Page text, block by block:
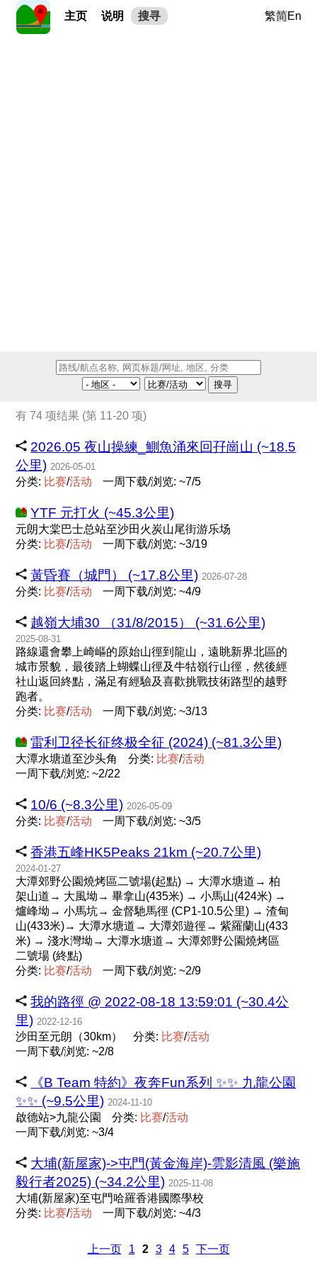
主页 说明 搜寻 繁简En
搜寻
有 74 项结果 (第 11-20 项)
2026.05 夜山操練_鰂魚涌來回孖崗山 (~18.5
公里) 2026-05-01
分类: 比赛/活动 一周下载/浏览: ~7/5
YTF 元打火 (~45.3公里)
元朗大棠巴士总站至沙田火炭山尾街游乐场
分类: 比赛/活动 一周下载/浏览: ~3/19
黃昏賽（城門） (~17.8公里) 2026-07-28
分类: 比赛/活动 一周下载/浏览: ~4/9
越嶺大埔30 （31/8/2015） (~31.6公里)
2025-08-31
路線還會攀上崎嶇的原始山徑到龍山，遠眺新界北區的
城市景貌，最後踏上蝴蝶山徑及牛牯嶺行山徑，然後經
社山返回終點，滿足有經驗及喜歡挑戰技術路型的越野
跑者。
分类: 比赛/活动 一周下载/浏览: ~3/13
雷利卫径长征终极全征 (2024) (~81.3公里)
大潭水塘道至沙头角 分类: 比赛/活动
一周下载/浏览: ~2/22
10/6 (~8.3公里) 2026-05-09
分类: 比赛/活动 一周下载/浏览: ~3/5
香港五峰HK5Peaks 21km (~20.7公里)
2024-01-27
大潭郊野公園燒烤區二號場(起點) → 大潭水塘道→ 柏
架山道→ 大風坳→ 畢拿山(435米) → 小馬山(424米) →
爐峰坳→ 小馬坑→ 金督馳馬徑 (CP1-10.5公里) → 渣甸
山(433米)→ 大潭水塘道→ 大潭​郊遊徑→ 紫羅蘭山(433
米) → 淺水灣坳→ 大潭水塘道→ 大潭郊野公園燒烤區
二號場 (終點)
分类: 比赛/活动 一周下载/浏览: ~2/9
我的路徑 @ 2022-08-18 13:59:01 (~30.4公
里) 2022-12-16
沙田至元朗（30km） 分类: 比赛/活动
一周下载/浏览: ~2/8
《B Team 特約》夜奔Fun系列 ✨️✨️ 九龍公園
✨️✨️ (~9.5公里) 2024-11-10
啟德站>九龍公園 分类: 比赛/活动
一周下载/浏览: ~3/4
大埔(新屋家)->屯門(黃金海岸)-雲影清風 (樂施
毅行者2025) (~34.2公里) 2025-11-08
大埔(新屋家)至屯門哈羅香港國際學校
分类: 比赛/活动 一周下载/浏览: ~4/3
上一页 1 2 3 4 5 下一页